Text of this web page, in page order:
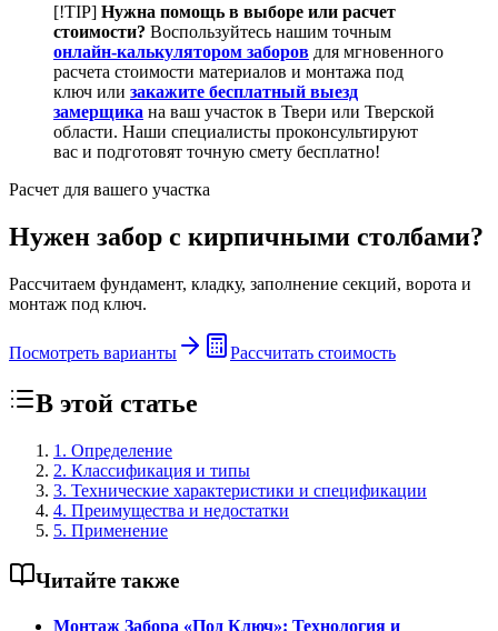
[!TIP] Нужна помощь в выборе или расчет
стоимости? Воспользуйтесь нашим точным
онлайн-калькулятором заборов для мгновенного
расчета стоимости материалов и монтажа под
ключ или закажите бесплатный выезд
замерщика на ваш участок в Твери или Тверской
области. Наши специалисты проконсультируют
вас и подготовят точную смету бесплатно!
Расчет для вашего участка
Нужен забор с кирпичными столбами?
Рассчитаем фундамент, кладку, заполнение секций, ворота и
монтаж под ключ.
Посмотреть варианты Рассчитать стоимость
В этой статье
1. Определение
2. Классификация и типы
3. Технические характеристики и спецификации
4. Преимущества и недостатки
5. Применение
Читайте также
Монтаж Забора «Под Ключ»: Технология и